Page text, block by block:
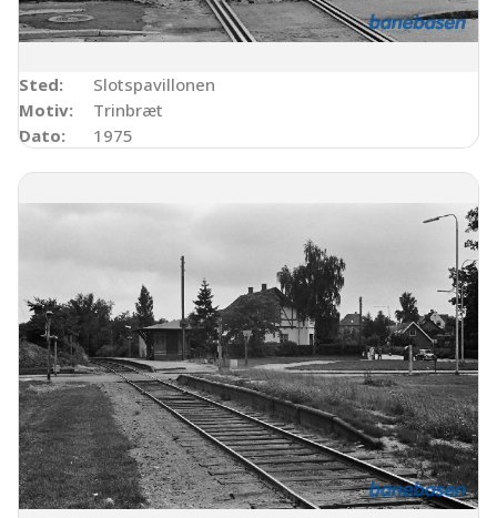
Sted:
Slotspavillonen
Motiv:
Trinbræt
Dato:
1975